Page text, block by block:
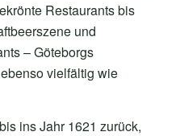
Restaurants bis
und
– Göteborgs
vielfältig wie
ins Jahr 1621 zurück,